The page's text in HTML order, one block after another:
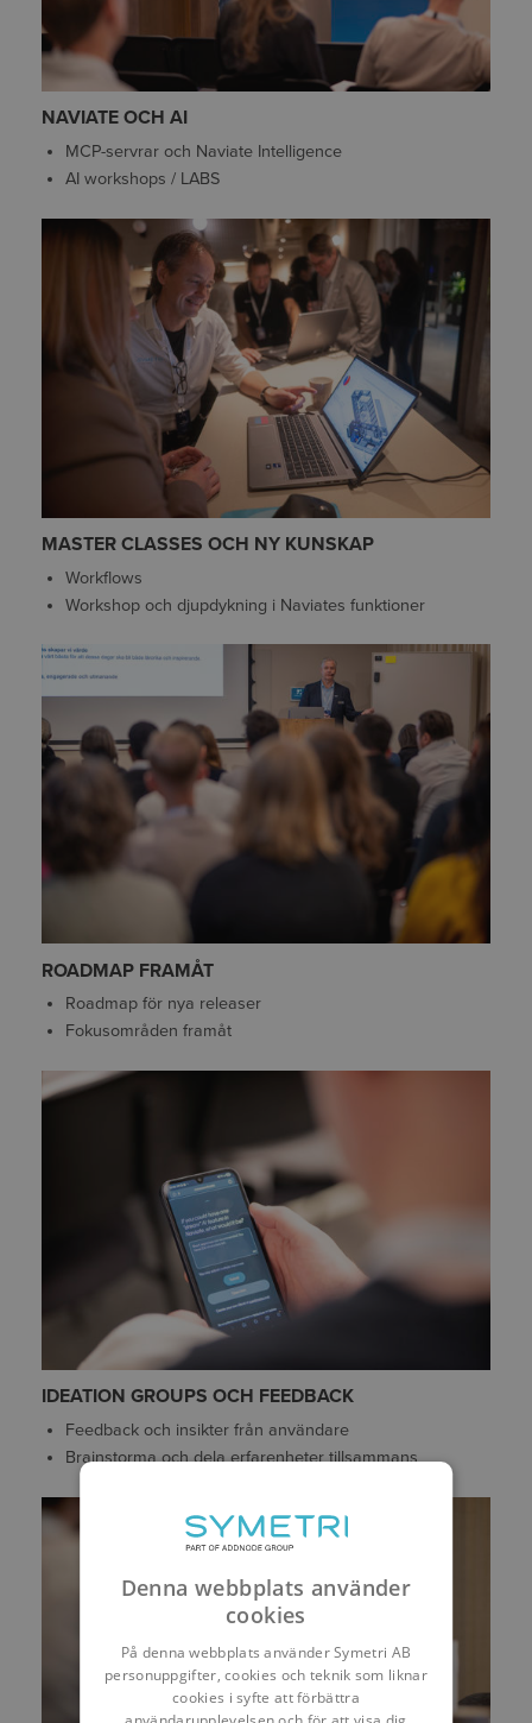
NAVIATE OCH AI
MCP-servrar och Naviate Intelligence
AI workshops / LABS
MASTER CLASSES OCH NY KUNSKAP
Workflows
Workshop och djupdykning i Naviates funktioner
ROADMAP FRAMÅT
Roadmap för nya releaser
Fokusområden framåt
IDEATION GROUPS OCH FEEDBACK
Feedback och insikter från användare
Brainstorma och dela erfarenheter tillsammans
Denna webbplats använder
cookies
På denna webbplats använder Symetri AB
personuppgifter, cookies och teknik som liknar
cookies i syfte att förbättra